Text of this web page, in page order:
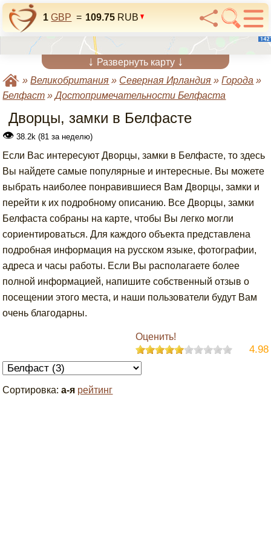
1 GBP = 109.75 RUB
↓ Развернуть карту ↓
»Великобритания » Северная Ирландия »Города »
Белфаст »Достопримечательности Белфаста
Дворцы, замки в Белфасте
👁 38.2k (81 за неделю)
Если Вас интересуют Дворцы, замки в Белфасте, то здесь
Вы найдете самые популярные и интересные. Вы можете
выбрать наиболее понравившиеся Вам Дворцы, замки и
перейти к их подробному описанию. Все Дворцы, замки
Белфаста собраны на карте, чтобы Вы легко могли
сориентироваться. Для каждого объекта представлена
подробная информация на русском языке, фотографии,
адреса и часы работы. Если Вы располагаете более
полной информацией, напишите собственный отзыв о
посещении этого места, и наши пользователи будут Вам
очень благодарны.
Оценить!
4.98
Сортировка:а-я рейтинг